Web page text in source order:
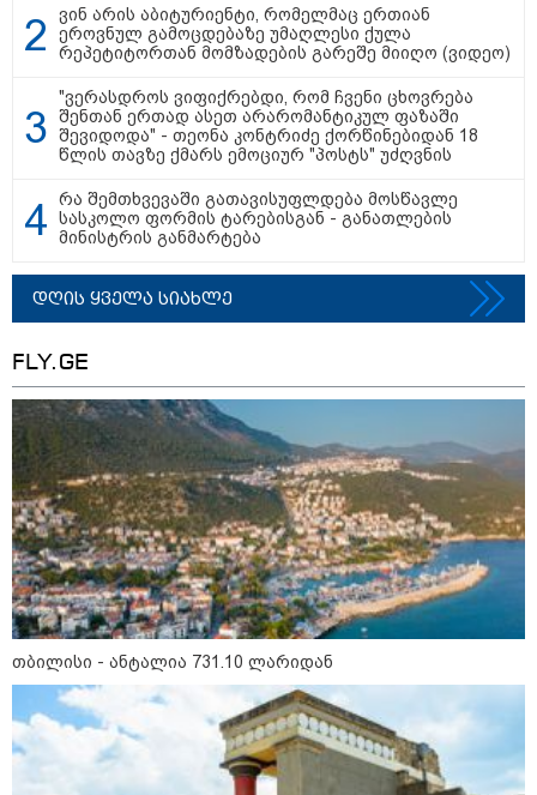
11:11 / 10-08-2026
გაავრცელა - რა ჩანს კადრებში
23:19 / 10-08-2026
შედეგად დაღუპულთა
21:30 / 10-08-2026
ახალი სიცხის ტალღა ევროპაში
- რა პრობლემების წინაშე
დგებიან ევროპის ქვეყნები?
19:54 / 10-08-2026
"ომანთან რუსეთის
"ჩრდილოვანი ფლოტის“
ტანკერიდან ნავთობი იღვრება"
- Reuters
ვინ არის აბიტურიენტი, რომელმაც ერთიან
ეროვნულ გამოცდებაზე უმაღლესი ქულა
რეპეტიტორთან მომზადების გარეშე მიიღო (ვიდეო)
"ვერასდროს ვიფიქრებდი, რომ ჩვენი ცხოვრება
შენთან ერთად ასეთ არარომანტიკულ ფაზაში
შევიდოდა" - თეონა კონტრიძე ქორწინებიდან 18
წლის თავზე ქმარს ემოციურ "პოსტს" უძღვნის
რა შემთხვევაში გათავისუფლდება მოსწავლე
სასკოლო ფორმის ტარებისგან - განათლების
მინისტრის განმარტება
დღის ყველა სიახლე
FLY.GE
თბილისი - ანტალია 731.10 ლარიდან